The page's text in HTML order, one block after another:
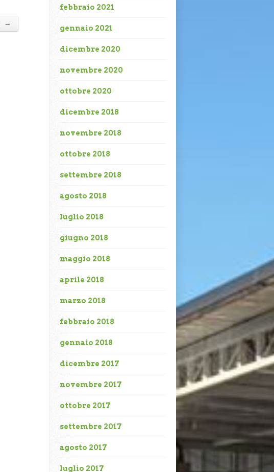
→
febbraio 2021
gennaio 2021
dicembre 2020
novembre 2020
ottobre 2020
dicembre 2018
novembre 2018
ottobre 2018
settembre 2018
agosto 2018
luglio 2018
giugno 2018
maggio 2018
aprile 2018
marzo 2018
febbraio 2018
gennaio 2018
dicembre 2017
novembre 2017
ottobre 2017
settembre 2017
agosto 2017
luglio 2017